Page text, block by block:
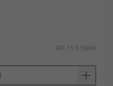
431,15 €/Stück